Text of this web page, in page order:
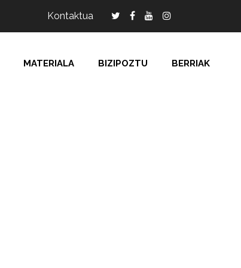
Kontaktua
MATERIALA BIZIPOZTU BERRIAK